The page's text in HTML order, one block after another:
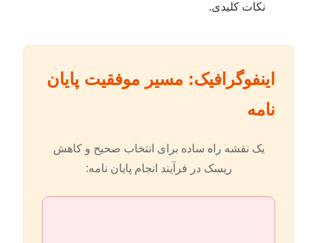
نکات کلیدی.
اینفوگرافیک: مسیر موفقیت پایان
نامه
یک نقشه راه ساده برای انتخاب صحیح و کاهش
ریسک در فرآیند انجام پایان نامه: